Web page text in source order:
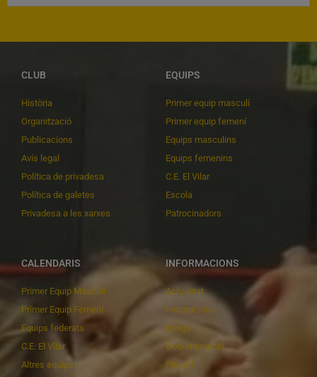
CLUB
Història
Organització
Publicacions
Avís legal
Política de privadesa
Política de galetes
Privadesa a les xarxes
EQUIPS
Primer equip masculí
Primer equip femení
Equips masculins
Equips femenins
C.E. El Vilar
Escola
Patrocinadors
CALENDARIS
Primer Equip Masculí
Primer Equip Femení
Equips federats
C.E. El Vilar
Altres equips
INFORMACIONS
Actualitat
Inscripcions
Botiga
Documentació
Playoff